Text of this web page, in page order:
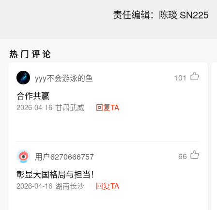
责任编辑：陈琰 SN225
热门评论
yyy不会游泳的鱼 101
合作共赢
2026-04-16 甘肃武威 回复TA
用户6270666757 66
彰显大国格局与担当！
2026-04-16 湖南长沙 回复TA